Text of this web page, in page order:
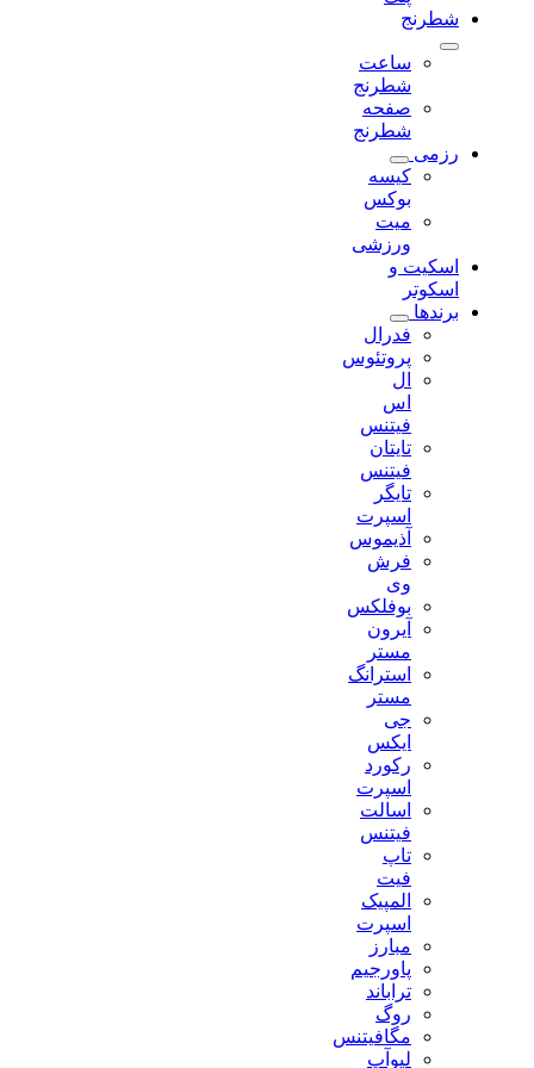
شطرنج
ساعت
شطرنج
صفحه
شطرنج
رزمی
کیسه
بوکس
میت
ورزشی
اسکیت و
اسکوتر
برندها
فدرال
پروتئوس
فیتنس
تایتان
فیتنس
تایگر
اسپرت
آذیموس
فرش
بوفلکس
آیرون
استرانگ
جی
رکورد
اسپرت
اسالت
فیتنس
تاپ
المپیک
اسپرت
مبارز
پاورجیم
تراباند
روگ
مگافیتنس
لیوآپ